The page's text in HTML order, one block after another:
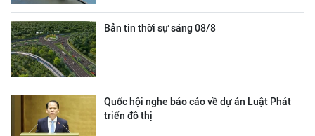
Bản tin thời sự sáng 08/8
Quốc hội nghe báo cáo về dự án Luật Phát
triển đô thị